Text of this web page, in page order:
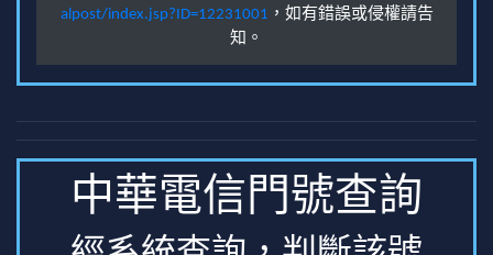
alpost/index.jsp?ID=12231001 ，如有錯誤或侵權請告
知。
中華電信門號查詢